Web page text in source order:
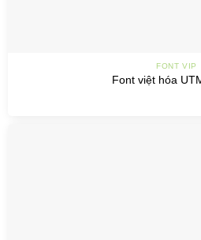
FONT VIP
Font việt hóa